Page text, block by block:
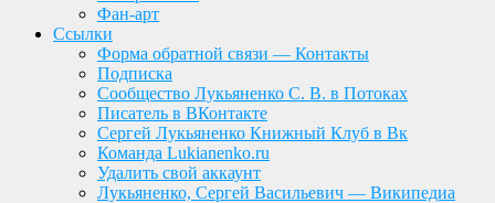
Фан-арт
Ссылки
Форма обратной связи — Контакты
Подписка
Сообщество Лукьяненко С. В. в Потоках
Писатель в ВКонтакте
Сергей Лукьяненко Книжный Клуб в Вк
Команда Lukianenko.ru
Удалить свой аккаунт
Лукьяненко, Сергей Васильевич — Википедиа